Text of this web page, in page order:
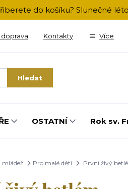
do košíku? Slunečné
Kontakty Více
Hledat
OSTATNÍ Rok sv.
mládež Pro malé děti První živý